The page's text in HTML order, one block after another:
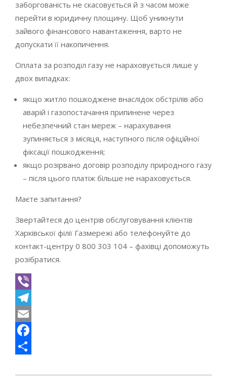
заборгованість не скасовується й з часом може
перейти в юридичну площину. Щоб уникнути
зайвого фінансового навантаження, варто не
допускати її накопичення.
Оплата за розподіл газу не нараховується лише у
двох випадках:
якщо житло пошкоджене внаслідок обстрілів або
аварій і газопостачання припинене через
небезпечний стан мереж – нарахування
зупиняється з місяця, наступного після офіційної
фіксації пошкодження;
якщо розірвано договір розподілу природного газу
– після цього платіж більше не нараховується.
Маєте запитання?
Звертайтеся до центрів обслуговування клієнтів
Харківської філії Газмережі або телефонуйте до
контакт-центру 0 800 303 104 – фахівці допоможуть
розібратися.
Viber
Telegram
Email
Facebook